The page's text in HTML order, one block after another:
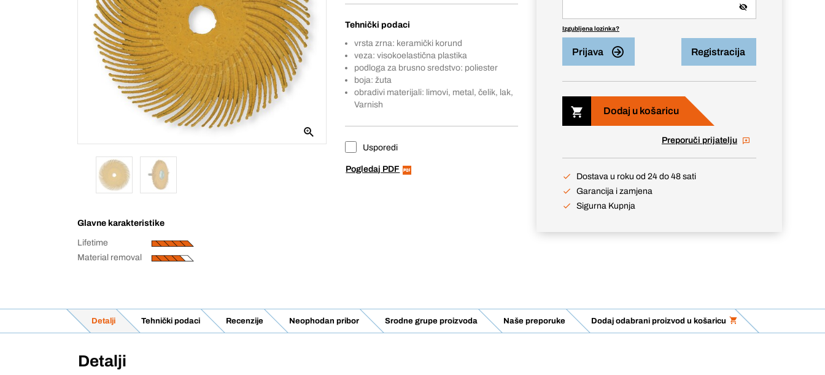
Glavne karakteristike
Lifetime
Material removal
Tehnički podaci
vrsta zrna: keramički korund
veza: visokoelastična plastika
podloga za brusno sredstvo: poliester
boja: žuta
obradivi materijali: limovi, metal, čelik, lak,
Varnish
Usporedi
Pogledaj PDF
Izgubljena lozinka?
Prijava Registracija
Dodaj u košaricu
Preporuči prijatelju
Dostava u roku od 24 do 48 sati
Garancija i zamjena
Sigurna Kupnja
Detalji Tehnički podaci Recenzije Neophodan pribor Srodne grupe proizvoda Naše preporuke Dodaj odabrani proizvod u košaricu
Detalji